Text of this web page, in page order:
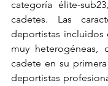
categoría élite-
cadetes. Las
deportistas incluidos
muy heterogéneas,
cadete en su
deportistas